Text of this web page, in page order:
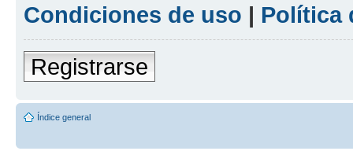
Condiciones de uso | Política
Registrarse
Índice general